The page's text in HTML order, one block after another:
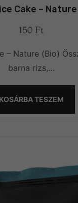
Cake –
150 Ft
– Nature (Bio)
barna rizs,…
KOSÁRBA TESZEM